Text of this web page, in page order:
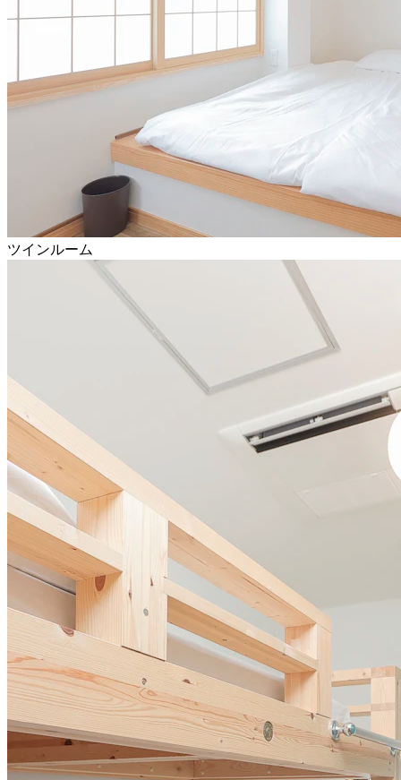
ツインルーム